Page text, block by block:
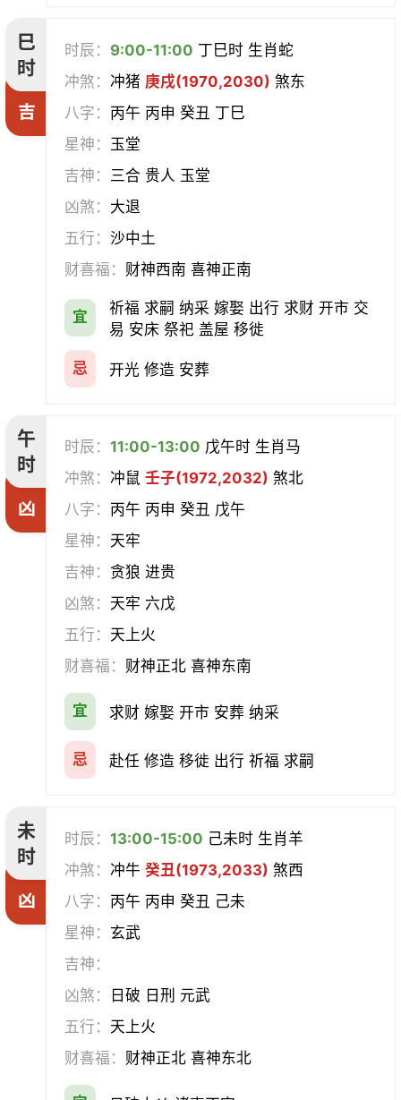
巳
时
吉
时辰： 9:00-11:00 丁巳时 生肖蛇
冲煞：冲猪 庚戌(1970,2030) 煞东
八字： 丙午 丙申 癸丑 丁巳
星神： 玉堂
吉神： 三合 贵人 玉堂
凶煞： 大退
五行：沙中土
财喜福： 财神西南 喜神正南
宜
祈福 求嗣 纳采 嫁娶 出行 求财 开市 交
易 安床 祭祀 盖屋 移徙
忌 开光 修造 安葬
午
时
凶
时辰：11:00-13:00 戊午时 生肖马
冲煞：冲鼠壬子(1972,2032) 煞北
八字： 丙午 丙申 癸丑 戊午
星神： 天牢
吉神：贪狼 进贵
凶煞： 天牢 六戊
五行： 天上火
财喜福： 财神正北 喜神东南
宜 求财 嫁娶 开市 安葬 纳采
忌 赴任 修造 移徙 出行 祈福 求嗣
未
时
凶
时辰：13:00-15:00 己未时 生肖羊
冲煞：冲牛癸丑(1973,2033) 煞西
八字： 丙午 丙申 癸丑 己未
星神： 玄武
吉神：
凶煞：
日破 日刑 元武
五行： 天上火
财喜福： 财神正北 喜神东北